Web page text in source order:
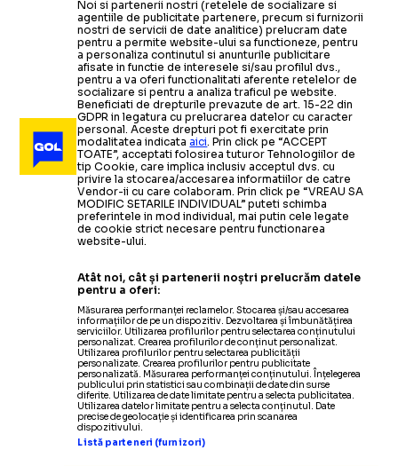
Noi si partenerii nostri (retelele de socializare si
agentiile de publicitate partenere, precum si furnizorii
nostri de servicii de date analitice) prelucram date
pentru a permite website-ului sa functioneze, pentru
a personaliza continutul si anunturile publicitare
afisate in functie de interesele si/sau profilul dvs.,
pentru a va oferi functionalitati aferente retelelor de
socializare si pentru a analiza traficul pe website.
Beneficiati de drepturile prevazute de art. 15-22 din
GDPR in legatura cu prelucrarea datelor cu caracter
personal. Aceste drepturi pot fi exercitate prin
modalitatea indicataaici. Prin click pe “ACCEPT
TOATE”, acceptati folosirea tuturor Tehnologiilor de
tip Cookie, care implica inclusiv acceptul dvs. cu
privire la stocarea/accesarea informatiilor de catre
Vendor-ii cu care colaboram. Prin click pe “VREAU SA
MODIFIC SETARILE INDIVIDUAL” puteti schimba
preferintele in mod individual, mai putin cele legate
de cookie strict necesare pentru functionarea
website-ului.
Atât noi, cât și partenerii noștri prelucrăm datele
pentru a oferi:
Măsurarea performanței reclamelor. Stocarea și/sau accesarea
informațiilor de pe un dispozitiv. Dezvoltarea și îmbunătățirea
serviciilor. Utilizarea profilurilor pentru selectarea conținutului
personalizat. Crearea profilurilor de conținut personalizat.
Utilizarea profilurilor pentru selectarea publicității
personalizate. Crearea profilurilor pentru publicitate
personalizată. Măsurarea performanței conținutului. Înțelegerea
publicului prin statistici sau combinații de date din surse
diferite. Utilizarea de date limitate pentru a selecta publicitatea.
Utilizarea datelor limitate pentru a selecta conținutul. Date
precise de geolocație și identificarea prin scanarea
dispozitivului.
Listă parteneri (furnizori)